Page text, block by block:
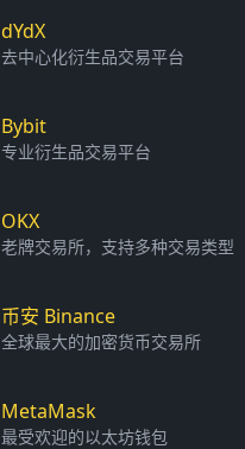
dYdX
去中心化衍生品交易平台
Bybit
专业衍生品交易平台
OKX
老牌交易所，支持多种交易类型
币安 Binance
全球最大的加密货币交易所
MetaMask
最受欢迎的以太坊钱包